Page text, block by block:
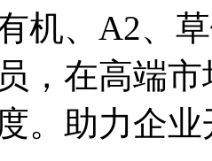
机、A2、
，在高端
。助力企